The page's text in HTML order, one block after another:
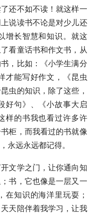
还不如不读！就这样一
说读书不论是对少儿还
增长智慧和知识。就这
看童话书和作文书，从
，比如：《小学生满分
才能写好作文，《昆虫
虫的知识，除了这些，
好句》、《小故事大启
样的书我也看过许多许
柜，而我看过的书就像
永远永远都记得。
文学之门，让你通向知
书，它也像是一层又一
在知识的海洋里玩耍；
天陪伴着我学习，让我